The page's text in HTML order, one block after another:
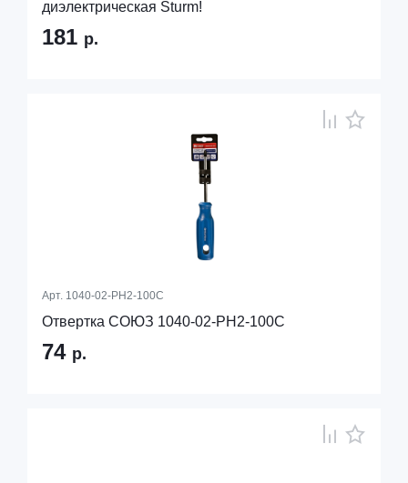
диэлектрическая Sturm!
181 р.
Арт. 1040-02-PH2-100C
Отвертка СОЮЗ 1040-02-PH2-100C
74 р.